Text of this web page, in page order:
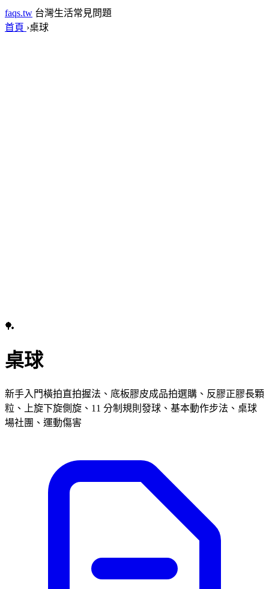
faqs.tw 台灣生活常見問題
首頁 ›桌球
🏓
桌球
新手入門橫拍直拍握法、底板膠皮成品拍選購、反膠正膠長顆
粒、上旋下旋側旋、11 分制規則發球、基本動作步法、桌球
場社團、運動傷害